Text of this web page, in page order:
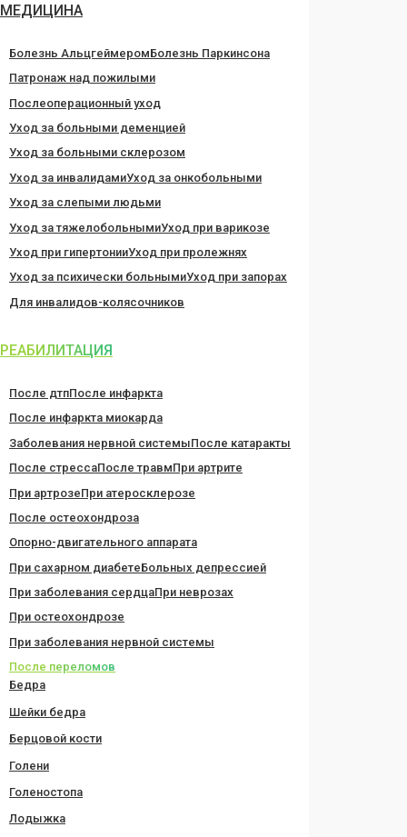
МЕДИЦИНА
Болезнь АльцгеймеромБолезнь Паркинсона
Патронаж над пожилыми
Послеоперационный уход
Уход за больными деменцией
Уход за больными склерозом
Уход за инвалидамиУход за онкобольными
Уход за слепыми людьми
Уход за тяжелобольнымиУход при варикозе
Уход при гипертонииУход при пролежнях
Уход за психически больнымиУход при запорах
Для инвалидов-колясочников
РЕАБИЛИТАЦИЯ
После дтпПосле инфаркта
После инфаркта миокарда
Заболевания нервной системыПосле катаракты
После стрессаПосле травмПри артрите
При артрозеПри атеросклерозе
После остеохондроза
Опорно-двигательного аппарата
При сахарном диабетеБольных депрессией
При заболевания сердцаПри неврозах
При остеохондрозе
При заболевания нервной системы
После переломов
Бедра
Шейки бедра
Берцовой кости
Голени
Голеностопа
Лодыжка